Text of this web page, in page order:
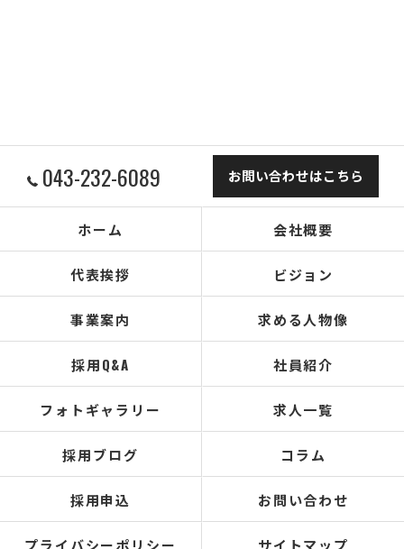
043-232-6089 お問い合わせはこちら
ホーム 会社概要
代表挨拶 ビジョン
事業案内 求める人物像
採用Q&A 社員紹介
フォトギャラリー 求人一覧
採用ブログ コラム
採用申込 お問い合わせ
プライバシーポリシー サイトマップ